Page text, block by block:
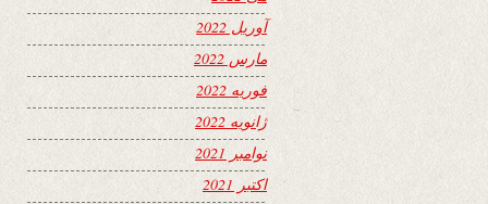
آوریل 2022
مارس 2022
فوریه 2022
ژانویه 2022
نوامبر 2021
اکتبر 2021